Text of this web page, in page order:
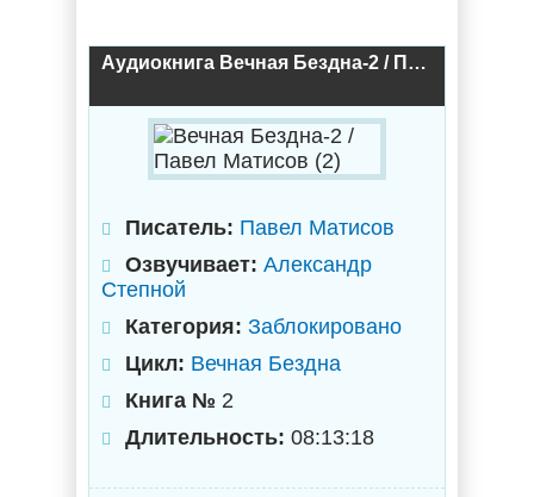
Аудиокнига Вечная Бездна-2 / Павел Матисов (2)
Писатель: Павел Матисов
Озвучивает: Александр
Степной
Категория: Заблокировано
Цикл: Вечная Бездна
Книга № 2
Длительность: 08:13:18